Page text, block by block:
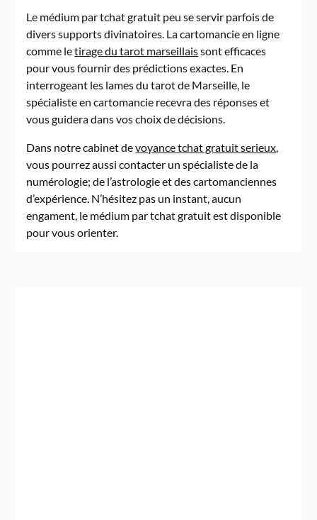
Le médium par tchat gratuit peu se servir parfois de
divers supports divinatoires. La cartomancie en ligne
comme letirage du tarot marseillaissont efficaces
pour vous fournir des prédictions exactes. En
interrogeant les lames du tarot de Marseille, le
spécialiste en cartomancie recevra des réponses et
vous guidera dans vos choix de décisions.
Dans notre cabinet devoyance tchat gratuit serieux,
vous pourrez aussi contacter un spécialiste de la
numérologie; de l’astrologie et des cartomanciennes
d’expérience. N’hésitez pas un instant, aucun
engament, le médium par tchat gratuit est disponible
pour vous orienter.